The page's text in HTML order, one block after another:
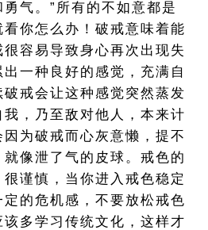
气。”所有的不如意都是
你怎么办！破戒意味着能
容易导致身心再次出现失
一种良好的感觉，充满自
戒会让这种感觉突然蒸发
，乃至敌对他人，本来计
为破戒而心灰意懒，提不
像泄了气的皮球。戒色的
谨慎，当你进入戒色稳定
的危机感，不要放松戒色
多学习传统文化，这样才